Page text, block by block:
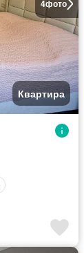
4фото
Квартира